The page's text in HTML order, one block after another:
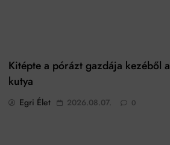
Kitépte a pórázt gazdája kezéből a
kutya
Egri Élet 2026.08.07. 0